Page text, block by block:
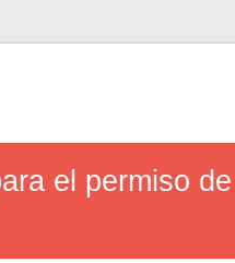
el permiso